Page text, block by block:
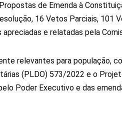
de Emenda à
16 Vetos Parciais, 101
e relatadas pela
relevantes para população,
(PLDO) 573/2022 e o
Poder Executivo e das